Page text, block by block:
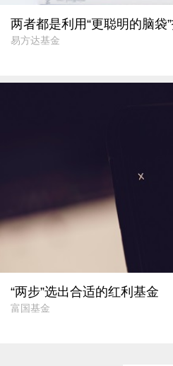
易方达基金
“两步”选出合适的红利基金
富国基金